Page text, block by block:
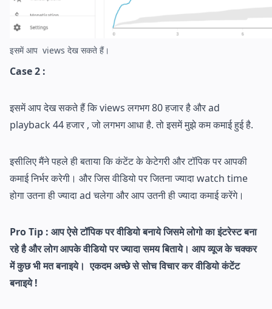
इसमें आप views देख सकते हैं।
Case 2 :
इसमें आप देख सकते हैं कि views लगभग 80 हजार है और ad
playback 44 हजार , जो लगभग आधा है. तो इसमें मुझे कम कमाई हुई है.
इसीलिए मैंने पहले ही बताया कि कंटेंट के केटेगरी और टॉपिक पर आपकी
कमाई निर्भर करेगी। और जिस वीडियो पर जितना ज्यादा watch time
होगा उतना ही ज्यादा ad चलेगा और आप उतनी ही ज्यादा कमाई करेंगे।
Pro Tip : आप ऐसे टॉपिक पर वीडियो बनाये जिसमे लोगो का इंटरेस्ट बना
रहे है और लोग आपके वीडियो पर ज्यादा समय बिताये। आप व्यूज के चक्कर
में कुछ भी मत बनाइये। एकदम अच्छे से सोच विचार कर वीडियो कंटेंट
बनाइये !